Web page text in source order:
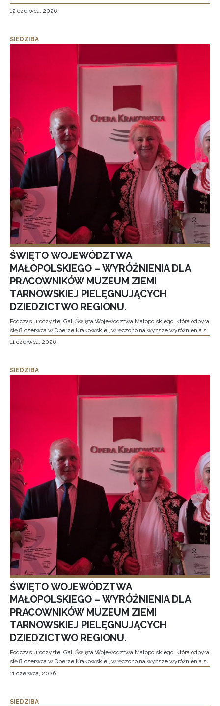
12 czerwca, 2026
SIEDZIBA
ŚWIĘTO WOJEWÓDZTWA
MAŁOPOLSKIEGO – WYRÓŻNIENIA DLA
PRACOWNIKÓW MUZEUM ZIEMI
TARNOWSKIEJ PIELĘGNUJĄCYCH
DZIEDZICTWO REGIONU.
Podczas uroczystej Gali Święta Województwa Małopolskiego, która odbyła
się 8 czerwca w Operze Krakowskiej, wręczono najwyższe wyróżnienia s
11 czerwca, 2026
SIEDZIBA
ŚWIĘTO WOJEWÓDZTWA
MAŁOPOLSKIEGO – WYRÓŻNIENIA DLA
PRACOWNIKÓW MUZEUM ZIEMI
TARNOWSKIEJ PIELĘGNUJĄCYCH
DZIEDZICTWO REGIONU.
Podczas uroczystej Gali Święta Województwa Małopolskiego, która odbyła
się 8 czerwca w Operze Krakowskiej, wręczono najwyższe wyróżnienia s
11 czerwca, 2026
SIEDZIBA